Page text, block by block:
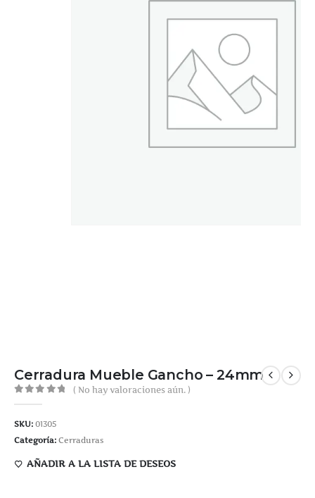
Cerradura Mueble Gancho – 24mm
( No hay valoraciones aún. )
SKU: 01305
Categoría: Cerraduras
AÑADIR A LA LISTA DE DESEOS